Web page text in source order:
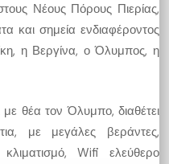
Νέους Πόρους Πιερίας,
και σημεία ενδιαφέροντος
η Βεργίνα, ο Όλυμπος, η
θέα τον Όλυμπο, διαθέτει
με μεγάλες βεράντες,
Wifi ελεύθερο